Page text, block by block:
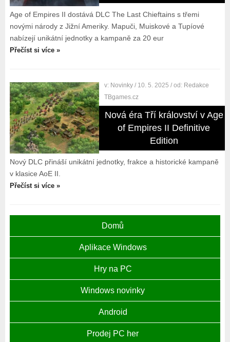
Age of Empires II dostává DLC The Last Chieftains s třemi
novými národy z Jižní Ameriky. Mapuči, Muiskové a Tupíové
nabízejí unikátní jednotky a kampaně za 20 eur
Přečíst si více »
v: Novinky / 10. 5. 2025 / od: Redakce
TBgames.cz
Nová éra Tří království v Age
of Empires II Definitive
Edition
Nový DLC přináší unikátní jednotky, frakce a historické kampaně
v klasice AoE II.
Přečíst si více »
Domů
Aplikace Windows
Hry na PC
Windows novinky
Android
Prodej PC her